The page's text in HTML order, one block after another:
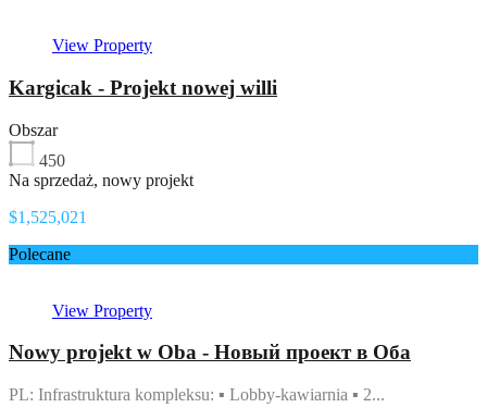
View Property
Kargicak - Projekt nowej willi
Obszar
450
Na sprzedaż, nowy projekt
$1,525,021
Polecane
View Property
Nowy projekt w Oba - Новый проект в Оба
PL: Infrastruktura kompleksu: ▪ Lobby-kawiarnia ▪ 2...